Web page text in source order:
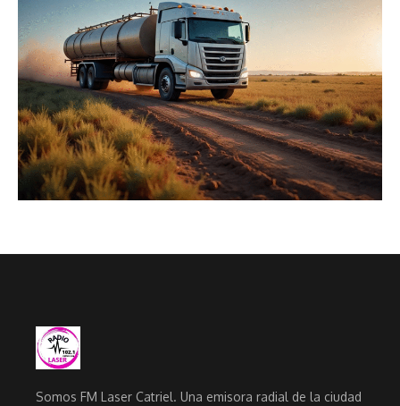
Somos FM Laser Catriel. Una emisora radial de la ciudad